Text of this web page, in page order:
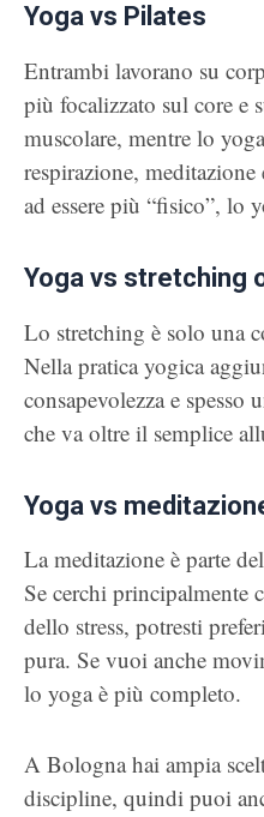
Yoga vs Pilates
Entrambi lavorano su
più focalizzato sul core e
muscolare, mentre lo
respirazione,
ad essere più “fisico”, lo
Yoga vs stretching
Lo stretching è solo una
Nella pratica yogica
consapevolezza e
che va oltre il semplice
Yoga vs
La meditazione è parte
Se cerchi principalmente
dello stress, potresti
pura. Se vuoi anche
lo yoga è più completo.
A Bologna hai ampia
discipline, quindi puoi